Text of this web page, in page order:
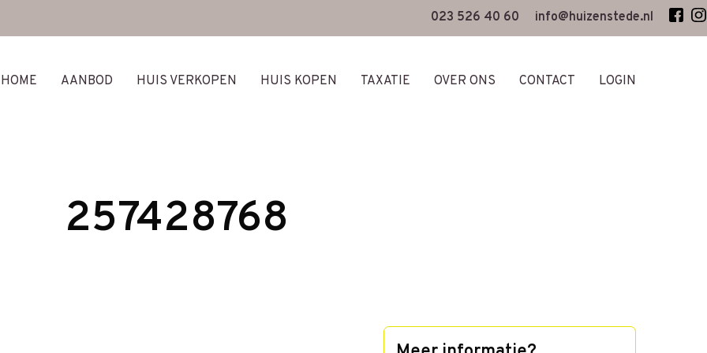
023 526 40 60 info@huizenstede.nl
HOME AANBOD HUIS VERKOPEN HUIS KOPEN TAXATIE OVER ONS CONTACT LOGIN
257428768